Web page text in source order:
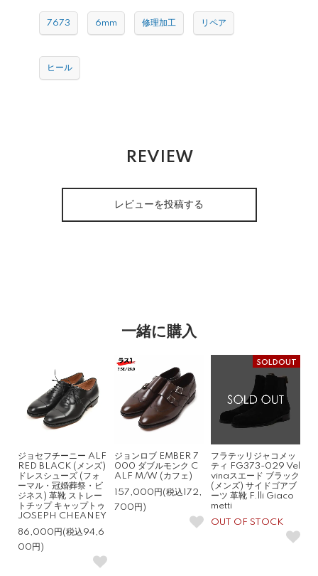
7673 6mm 修理加工 リペア
ヒール
REVIEW
レビューを投稿する
一緒に購入
ジョセフチーニー ALF
RED BLACK (メンズ)
ドレスシューズ (フォ
ーマル・冠婚葬祭・ビ
ジネス) 革靴 ストレー
トチップ キャップトゥ
JOSEPH CHEANEY
86,000円(税込94,6
00円)
ジョンロブ EMBER 7
000 ダブルモンク C
ALF M/W (カフェ)
157,000円(税込172,
700円)
SOLDOUT
フラテッリジャコメッ
ティ FG373-029 Vel
vinaスエード ブラック
(メンズ) サイドゴアブ
ーツ 革靴 F.lli Giaco
metti
OUT OF STOCK